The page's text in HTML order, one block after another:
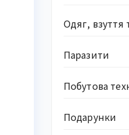
Одяг, взуття
Паразити
Побутова
Подарунки